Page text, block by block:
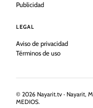
Publicidad
LEGAL
Aviso de privacidad
Términos de uso
© 2026 Nayarit.tv · Nayarit,
MEDIOS.